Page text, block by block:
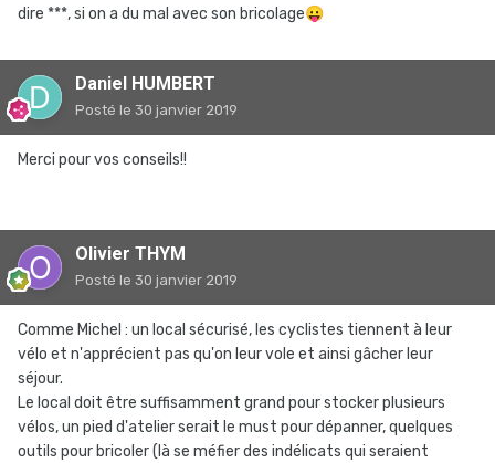
dire ***, si on a du mal avec son bricolage😛
Daniel HUMBERT
Posté le 30 janvier 2019
Merci pour vos conseils!!
Olivier THYM
Posté le 30 janvier 2019
Comme Michel : un local sécurisé, les cyclistes tiennent à leur
vélo et n'apprécient pas qu'on leur vole et ainsi gâcher leur
séjour.
Le local doit être suffisamment grand pour stocker plusieurs
vélos, un pied d'atelier serait le must pour dépanner, quelques
outils pour bricoler (là se méfier des indélicats qui seraient